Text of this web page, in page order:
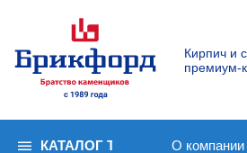
Кирпич и
премиум-
КАТАЛОГ ТОВАРОВО компании